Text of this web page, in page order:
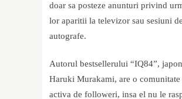
doar sa posteze anunturi privind
lor aparitii la televizor sau sesiuni de
autografe.
Autorul bestsellerului “IQ84”,
Haruki Murakami, are o comunitate
activa de followeri, insa el nu le